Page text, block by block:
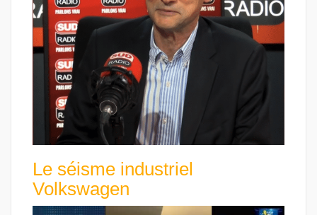
Le séisme industriel
Volkswagen